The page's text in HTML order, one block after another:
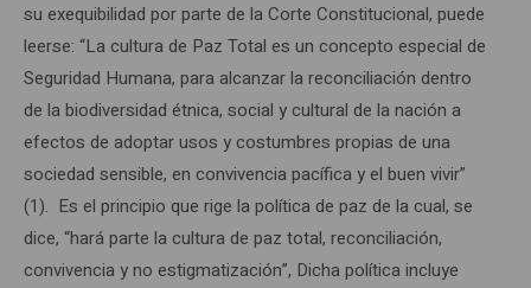
su exequibilidad por parte de la Corte Constitucional, puede
leerse: “La cultura de Paz Total es un concepto especial de
Seguridad Humana, para alcanzar la reconciliación dentro
de la biodiversidad étnica, social y cultural de la nación a
efectos de adoptar usos y costumbres propias de una
sociedad sensible, en convivencia pacífica y el buen vivir”
(1). Es el principio que rige la política de paz de la cual, se
dice, “hará parte la cultura de paz total, reconciliación,
convivencia y no estigmatización”, Dicha política incluye